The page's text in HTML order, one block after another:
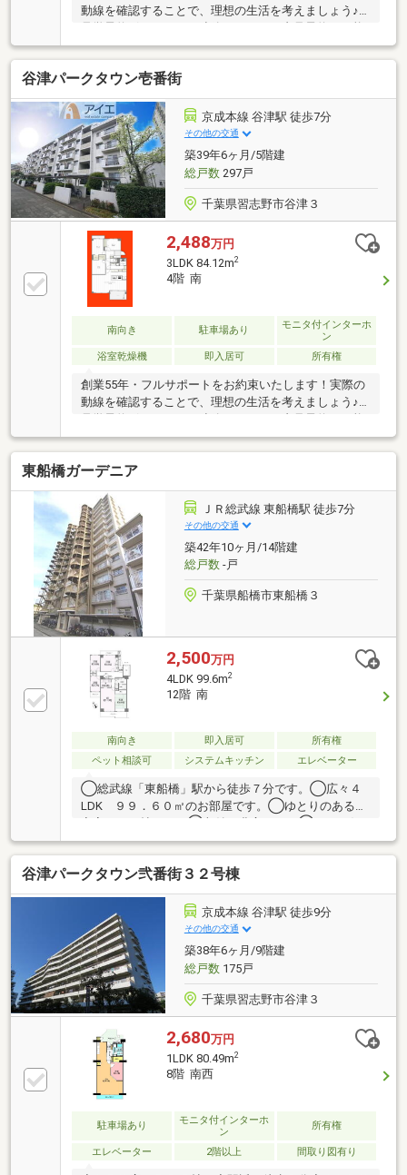
動線を確認することで、理想の生活を考えましょう♪
見学予約ボタンより、連絡不要ですぐ内見予約が可能
です・物件おすすめポイント・□大画面ＴＶも余裕、
インテリアプランが考えやすいワイドなリビング■お
子様のお留守番にも安心、訪問者を確認できるＴＶモ
ニタ・インタホン付き□全居室収納付きで「自分の物
は自分でしまう」が自然に身に付く間取り■浴室には
浴室乾燥機つき、湿気を排しカビ防止に大活躍。冬季
のヒートショック緩和に
谷津パークタウン壱番街
京成本線 谷津駅 徒歩7分
その他の交通
築39年6ヶ月/5階建
総戸数297戸
千葉県習志野市谷津３
2,488万円
3LDK 84.12m2
4階 南
南向き 駐車場あり
モニタ付インターホ
ン
浴室乾燥機
即入居可 所有権
創業55年・フルサポートをお約束いたします！実際の
動線を確認することで、理想の生活を考えましょう♪
見学予約ボタンより、連絡不要ですぐ内見予約が可能
です・物件おすすめポイント・□大画面ＴＶも余裕、
インテリアプランが考えやすいワイドなリビング■お
子様のお留守番にも安心、訪問者を確認できるＴＶモ
ニタ・インタホン付き□全居室収納付きで「自分の物
は自分でしまう」が自然に身に付く間取り■浴室には
浴室乾燥機つき、湿気を排しカビ防止に大活躍。冬季
のヒートショック緩和に
東船橋ガーデニア
ＪＲ総武線 東船橋駅 徒歩7分
その他の交通
築42年10ヶ月/14階建
総戸数-戸
千葉県船橋市東船橋３
2,500万円
4LDK 99.6m2
12階 南
南向き 即入居可
所有権
ペット相談可
システムキッチン エレベーター
◯総武線「東船橋」駅から徒歩７分です。◯広々４
LDK ９９．６０㎡のお部屋です。◯ゆとりのある主
寝室８．８帖です。◯収納が豊富です。◯ペット飼
育可能です。◯所在階が１２階なので眺望が良好で
す。
谷津パークタウン弐番街３２号棟
京成本線 谷津駅 徒歩9分
その他の交通
築38年6ヶ月/9階建
総戸数175戸
千葉県習志野市谷津３
2,680万円
1LDK 80.49m2
8階 南西
駐車場あり
モニタ付インターホ
ン
所有権
エレベーター 2階以上 間取り図有り